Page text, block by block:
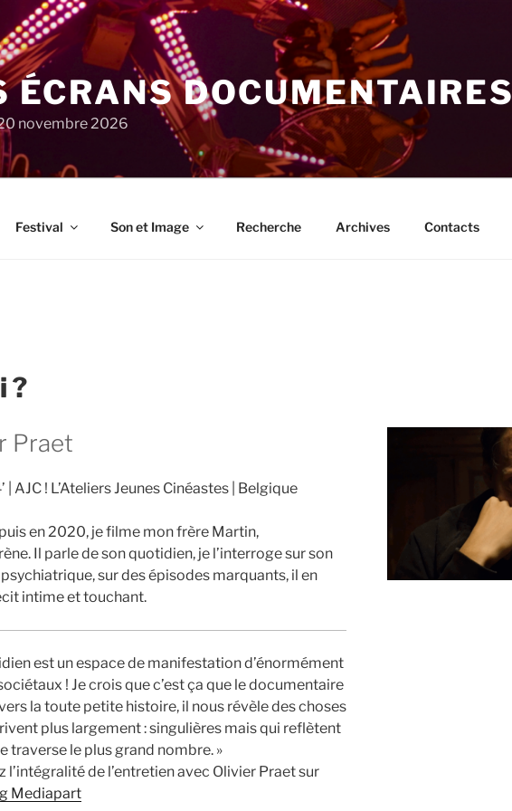
ÉCRANS DOCUMENTAIRES
novembre 2026
Festival Son et Image Recherche Archives Contacts
?
Praet
AJC ! L’Ateliers Jeunes Cinéastes Belgique
en 2020, je filme mon frère Martin,
Il parle de son quotidien, je l’interroge sur son
sur des épisodes marquants, il en
intime et touchant.
est un espace de manifestation d’énormément
! Je crois que c’est ça que le documentaire
la toute petite histoire, il nous révèle des choses
plus largement : singulières mais qui reflètent
traverse le plus grand nombre. »
l’intégralité de l’entretien avec Olivier Praet sur
Mediapart